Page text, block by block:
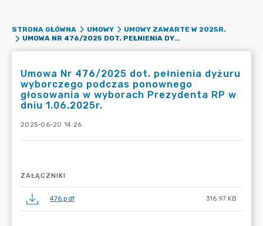
STRONA GŁÓWNA UMOWY
UMOWY ZAWARTE W 2025R.
UMOWA NR 476/2025 DOT. PEŁNIENIA DYŻURU WYBORCZEGO PODCZAS PONOWNEGO GŁOSOWANIA W WYBORACH PREZYDENTA RP W DNIU 1.06.2025R.
Umowa Nr 476/2025 dot. pełnienia dyżuru
wyborczego podczas ponownego
głosowania w wyborach Prezydenta RP w
dniu 1.06.2025r.
2025-06-20 14:26
ZAŁĄCZNIKI
476.pdf 316.97 KB